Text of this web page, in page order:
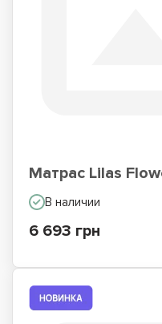
Матрас Lilas
В наличии
6 693 грн